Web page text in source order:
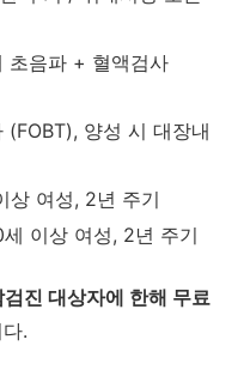
초음파 + 혈액검사
(FOBT), 양성 시 대장내
상 여성, 2년 주기
이상 여성, 2년 주기
진 대상자에 한해 무료
.